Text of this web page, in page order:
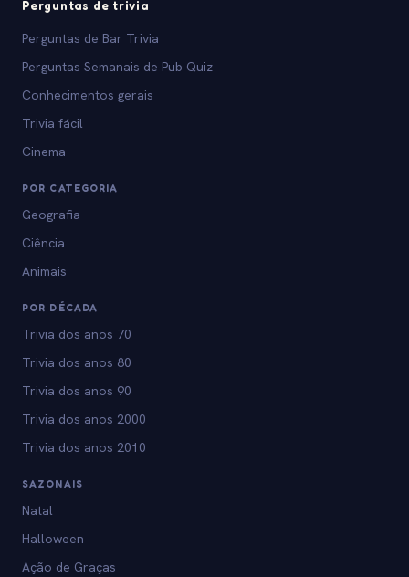
Perguntas de trivia
Perguntas de Bar Trivia
Perguntas Semanais de Pub Quiz
Conhecimentos gerais
Trivia fácil
Cinema
POR CATEGORIA
Geografia
Ciência
Animais
POR DÉCADA
Trivia dos anos 70
Trivia dos anos 80
Trivia dos anos 90
Trivia dos anos 2000
Trivia dos anos 2010
SAZONAIS
Natal
Halloween
Ação de Graças